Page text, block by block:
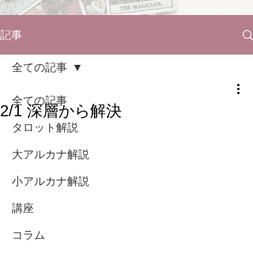
記事
全ての記事
タロット解説
大アルカナ解説
小アルカナ解説
講座
コラム
全ての記事
2/1 深層から解決